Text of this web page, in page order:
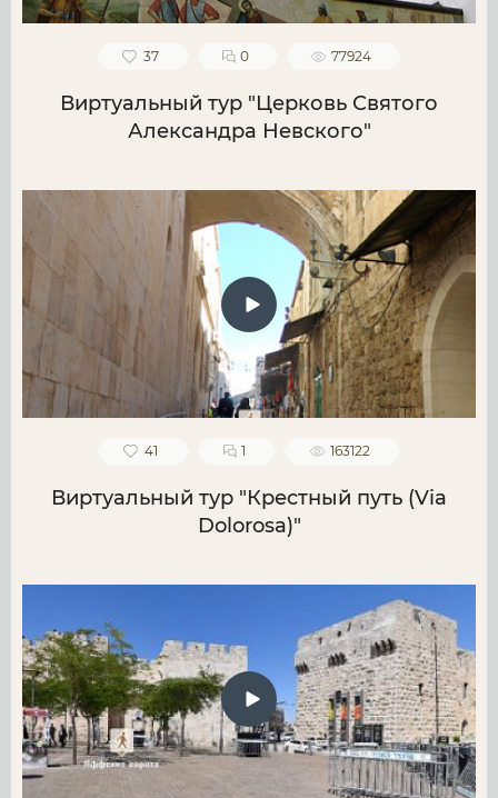
37 0 77924
Виртуальный тур "Церковь Святого
Александра Невского"
41 1 163122
Виртуальный тур "Крестный путь (Via
Dolorosa)"